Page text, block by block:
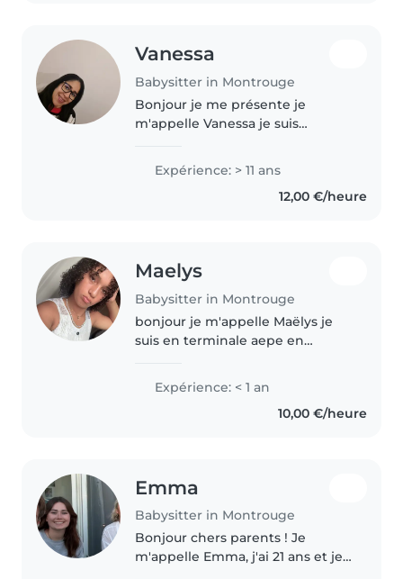
Vanessa
Babysitter in Montrouge
Bonjour je me présente je
m'appelle Vanessa je suis
maternelle espagnol) je suis
Auxiliaire parentale depuis 2005,
j'aime beaucoup mes métiers
Expérience: > 11 ans
12,00 €/heure
Maelys
Babysitter in Montrouge
bonjour je m'appelle Maëlys je
suis en terminale aepe en
crèche qui ce sont super bien
passés j'ai eu le brevet avec..
Expérience: < 1 an
10,00 €/heure
Emma
Babysitter in Montrouge
Bonjour chers parents ! Je
m'appelle Emma, j'ai 21 ans et je